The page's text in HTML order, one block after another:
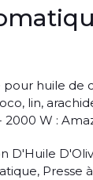
huile de
lin,
W :
D'Huile
Presse